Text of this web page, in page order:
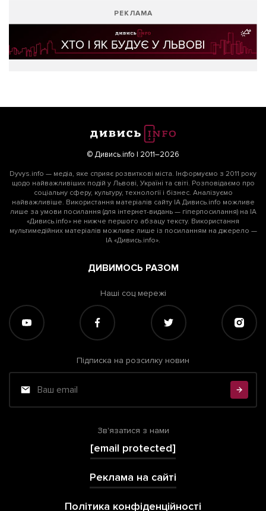
РЕКЛАМА
© Дивись.info | 2011–2026
Dyvys.info — медіа, яке сприяє розвиткові міста. Інформуємо з 2011 року
щодо найважливіших подій у Львові, Україні та світі. Розповідаємо про
соціальну сферу, культуру, технології і бізнес. Аналізуємо
найважливіше. Використання матеріалів сайту ІА Дивись.info можливе
лише за умови посилання (для інтернет-видань — гіперпосилання) на ІА
«Дивись.info» не нижче першого абзацу тексту. Використання
мультимедійних матеріалів можливе лише із посиланням на джерело —
ІА «Дивись.info».
ДИВИМОСЬ РАЗОМ
Наші соц мережі
Підписка на розсилку новин
Зв'язатися з нами
[email protected]
Реклама на сайті
Політика конфіденційності